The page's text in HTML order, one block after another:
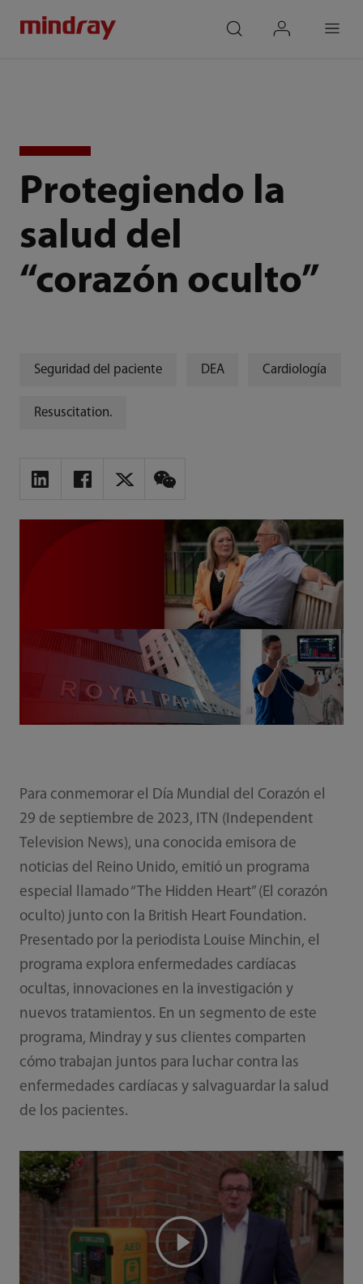
Protegiendo la
salud del
“corazón oculto”
Seguridad del paciente DEA Cardiología
Resuscitation.
Para conmemorar el Día Mundial del Corazón el
29 de septiembre de 2023, ITN (Independent
Television News), una conocida emisora de
noticias del Reino Unido, emitió un programa
especial llamado “The Hidden Heart” (El corazón
oculto) junto con la British Heart Foundation.
Presentado por la periodista Louise Minchin, el
programa explora enfermedades cardíacas
ocultas, innovaciones en la investigación y
nuevos tratamientos. En un segmento de este
programa, Mindray y sus clientes comparten
cómo trabajan juntos para luchar contra las
enfermedades cardíacas y salvaguardar la salud
de los pacientes.